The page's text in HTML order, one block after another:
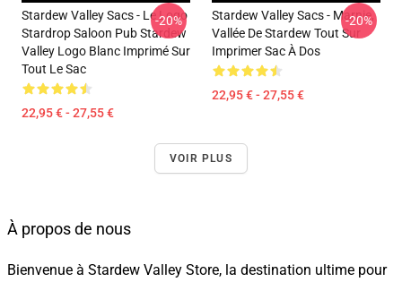
Stardew Valley Sacs - Le Logo
Stardrop Saloon Pub Stardew
Valley Logo Blanc Imprimé Sur
Tout Le Sac
22,95 € - 27,55 €
-20%
Stardew Valley Sacs - Marnie,
Vallée De Stardew Tout Sur
Imprimer Sac À Dos
22,95 € - 27,55 €
-20%
VOIR PLUS
À propos de nous
Bienvenue à Stardew Valley Store, la destination ultime pour